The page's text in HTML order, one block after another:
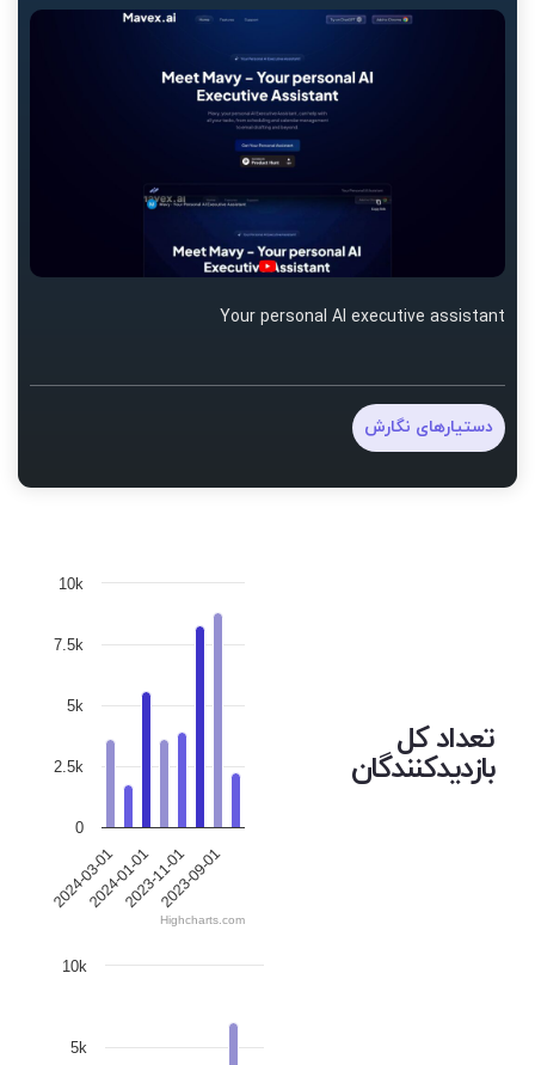
Your personal AI executive assistant
دستیارهای نگارش
تعداد کل
بازدیدکنندگان
2024-03-012024-01-012023-11-012023-09-01
0
2.5k
5k
7.5k
10k
Highcharts.com
5k
10k